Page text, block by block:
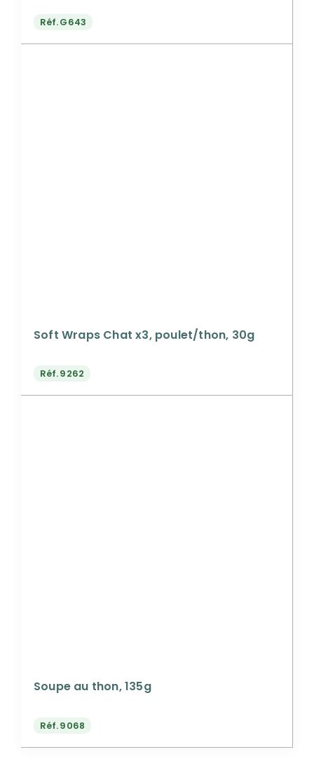
Réf.G643
Soft Wraps Chat x3, poulet/thon, 30g
Réf.9262
Soupe au thon, 135g
Réf.9068